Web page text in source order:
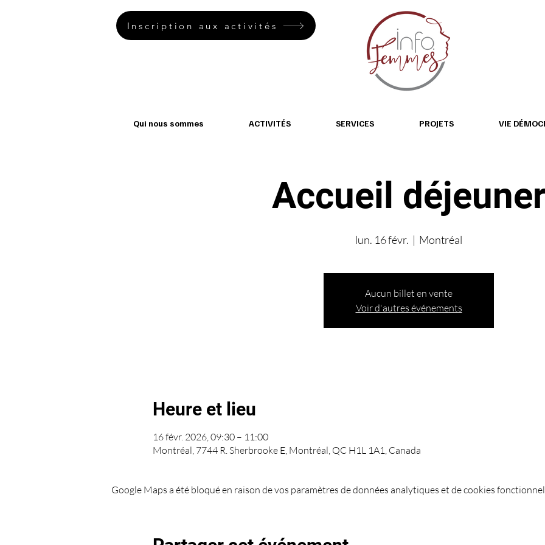
Inscription aux activités
Qui nous sommes ACTIVITÉS SERVICES PROJETS VIE
Accueil
lun. 16 févr.
  |
Montréal
Aucun billet en vente
Voir d'autres événements
Heure et lieu
16 févr. 2026, 09:30 – 11:00
Montréal, 7744 R. Sherbrooke E, Montréal, QC H1L 1A1, Canada
Google Maps a été bloqué en raison de vos paramètres de données analytiques et de cookies